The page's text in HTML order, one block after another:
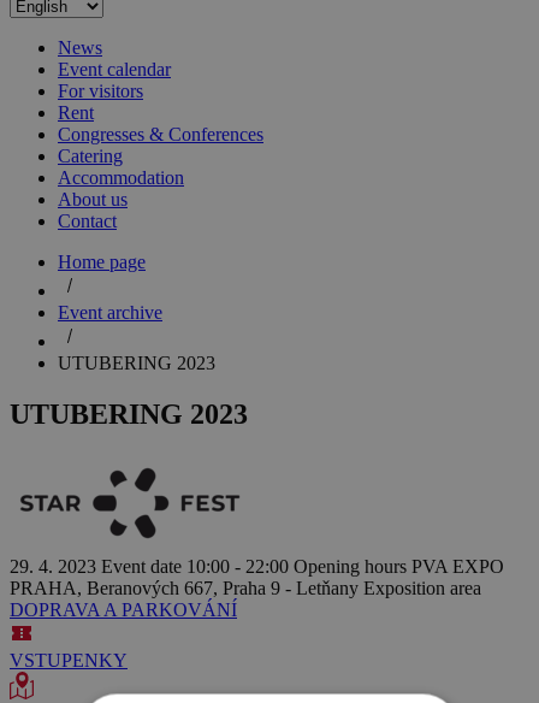
News
Event calendar
For visitors
Rent
Congresses & Conferences
Catering
Accommodation
About us
Contact
Home page
Event archive
UTUBERING 2023
UTUBERING 2023
29. 4. 2023 Event date 10:00 - 22:00 Opening hours PVA EXPO
PRAHA, Beranových 667, Praha 9 - Letňany Exposition area
DOPRAVA A PARKOVÁNÍ
VSTUPENKY